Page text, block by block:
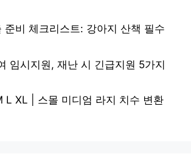
준비 체크리스트: 강아지 산책 필수
임시지원, 재난 시 긴급지원 5가지
L XL | 스몰 미디엄 라지 치수 변환